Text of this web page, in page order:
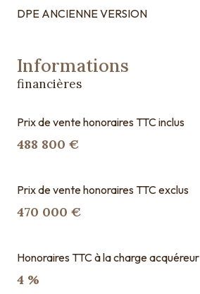
DPE ANCIENNE VERSION
Informations
financières
Prix de vente honoraires TTC inclus
488 800 €
Prix de vente honoraires TTC exclus
470 000 €
Honoraires TTC à la charge acquéreur
4 %